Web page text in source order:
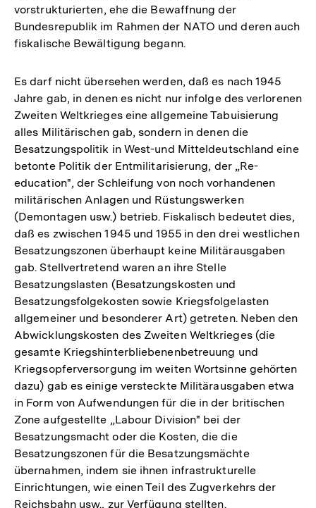
vorstrukturierten, ehe die Bewaffnung der
Bundesrepublik im Rahmen der NATO und deren auch
fiskalische Bewältigung begann.
Es darf nicht übersehen werden, daß es nach 1945
Jahre gab, in denen es nicht nur infolge des verlorenen
Zweiten Weltkrieges eine allgemeine Tabuisierung
alles Militärischen gab, sondern in denen die
Besatzungspolitik in West-und Mitteldeutschland eine
betonte Politik der Entmilitarisierung, der „Re-
education", der Schleifung von noch vorhandenen
militärischen Anlagen und Rüstungswerken
(Demontagen usw.) betrieb. Fiskalisch bedeutet dies,
daß es zwischen 1945 und 1955 in den drei westlichen
Besatzungszonen überhaupt keine Militärausgaben
gab. Stellvertretend waren an ihre Stelle
Besatzungslasten (Besatzungskosten und
Besatzungsfolgekosten sowie Kriegsfolgelasten
allgemeiner und besonderer Art) getreten. Neben den
Abwicklungskosten des Zweiten Weltkrieges (die
gesamte Kriegshinterbliebenenbetreuung und
Kriegsopferversorgung im weiten Wortsinne gehörten
dazu) gab es einige versteckte Militärausgaben etwa
in Form von Aufwendungen für die in der britischen
Zone aufgestellte „Labour Division" bei der
Besatzungsmacht oder die Kosten, die die
Besatzungszonen für die Besatzungsmächte
übernahmen, indem sie ihnen infrastrukturelle
Einrichtungen, wie einen Teil des Zugverkehrs der
Reichsbahn usw., zur Verfügung stellten.